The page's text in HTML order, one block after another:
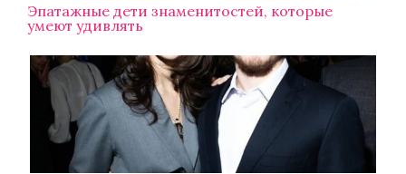
Эпатажные дети знаменитостей, которые
умеют удивлять